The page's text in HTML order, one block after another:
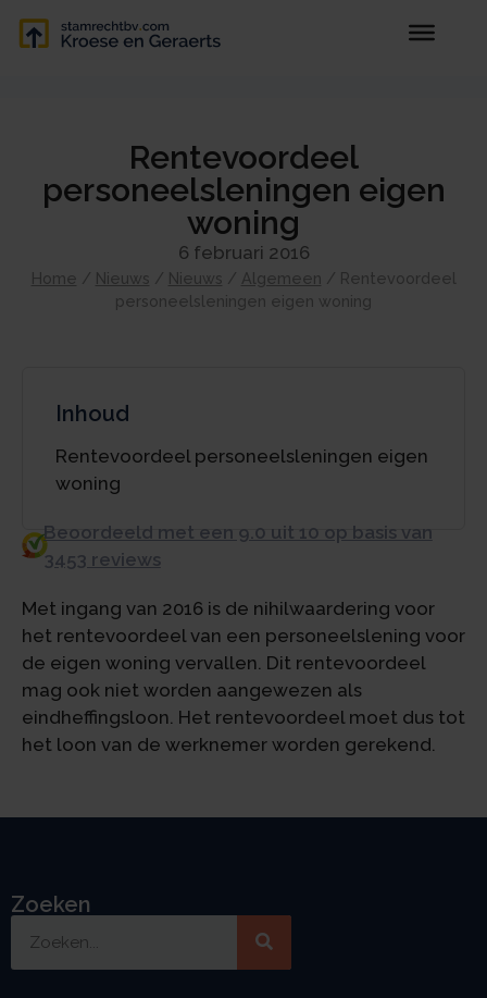
Rentevoordeel
personeelsleningen eigen
woning
6 februari 2016
Home / Nieuws / Nieuws / Algemeen / Rentevoordeel
personeelsleningen eigen woning
Inhoud
Rentevoordeel personeelsleningen eigen
woning
Beoordeeld met een 9.0 uit 10 op basis van
3453 reviews
Met ingang van 2016 is de nihilwaardering voor
het rentevoordeel van een personeelslening voor
de eigen woning vervallen. Dit rentevoordeel
mag ook niet worden aangewezen als
eindheffingsloon. Het rentevoordeel moet dus tot
het loon van de werknemer worden gerekend.
Zoeken